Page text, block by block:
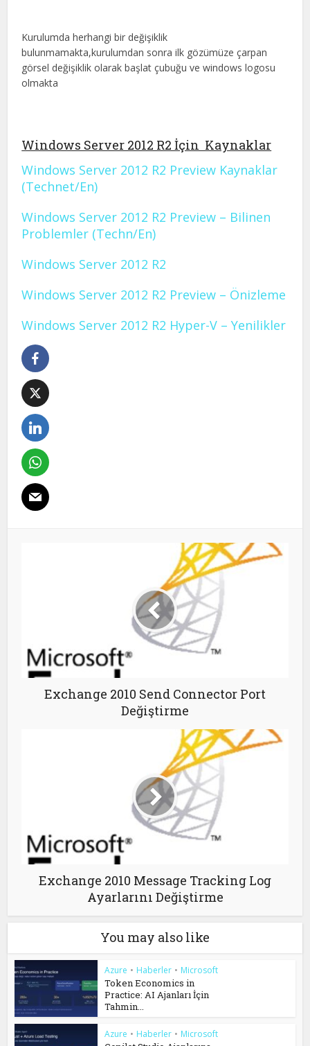
Kurulumda herhangi bir değişiklik
bulunmamakta,kurulumdan sonra ilk gözümüze çarpan
görsel değişiklik olarak başlat çubuğu ve windows logosu
olmakta
Windows Server 2012 R2 İçin Kaynaklar
Windows Server 2012 R2 Preview Kaynaklar
(Technet/En)
Windows Server 2012 R2 Preview – Bilinen
Problemler (Techn/En)
Windows Server 2012 R2
Windows Server 2012 R2 Preview – Önizleme
Windows Server 2012 R2 Hyper-V – Yenilikler
Exchange 2010 Send Connector Port
Değiştirme
Exchange 2010 Message Tracking Log
Ayarlarını Değiştirme
You may also like
Azure • Haberler • Microsoft
Token Economics in
Practice: AI Ajanları İçin
Tahmin...
Azure • Haberler • Microsoft